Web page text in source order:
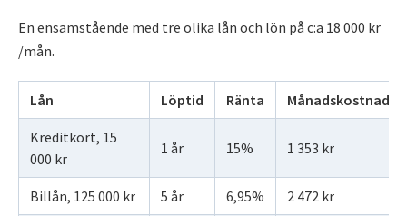
En ensamstående med tre olika lån och lön på c:a 18 000 kr
/mån.
Lån Löptid Ränta Månadskostnad
Kreditkort, 15
000 kr
1 år 15% 1 353 kr
Billån, 125 000 kr 5 år 6,95% 2 472 kr